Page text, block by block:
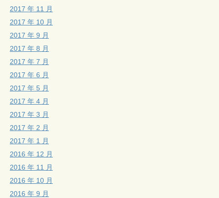
2017 年 11 月
2017 年 10 月
2017 年 9 月
2017 年 8 月
2017 年 7 月
2017 年 6 月
2017 年 5 月
2017 年 4 月
2017 年 3 月
2017 年 2 月
2017 年 1 月
2016 年 12 月
2016 年 11 月
2016 年 10 月
2016 年 9 月